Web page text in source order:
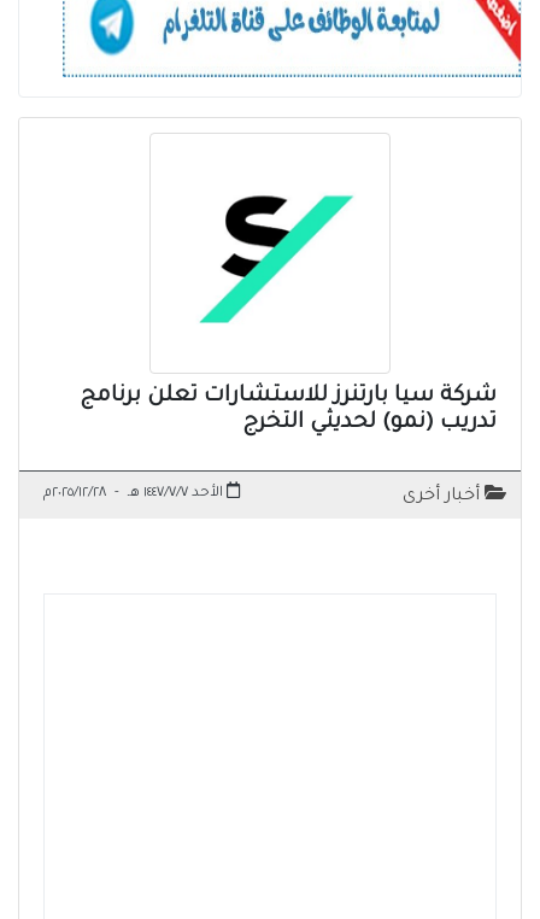
شركة سيا بارتنرز للاستشارات تعلن برنامج
تدريب (نمو) لحديثي التخرج
أخبار أخرى الأحد ١٤٤٧/٧/٧ هـ - ٢٠٢٥/١٢/٢٨م